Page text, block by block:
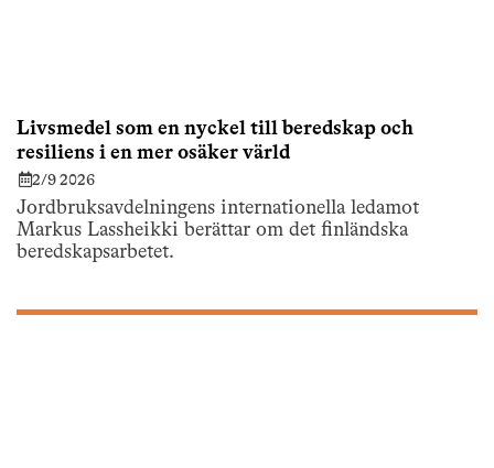
Livsmedel som en nyckel till beredskap och
resiliens i en mer osäker värld
2/9 2026
Jordbruksavdelningens internationella ledamot
Markus Lassheikki berättar om det finländska
beredskapsarbetet.